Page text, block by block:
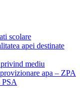
scolare
apei destinate
mediu
apa – ZPA
PSA